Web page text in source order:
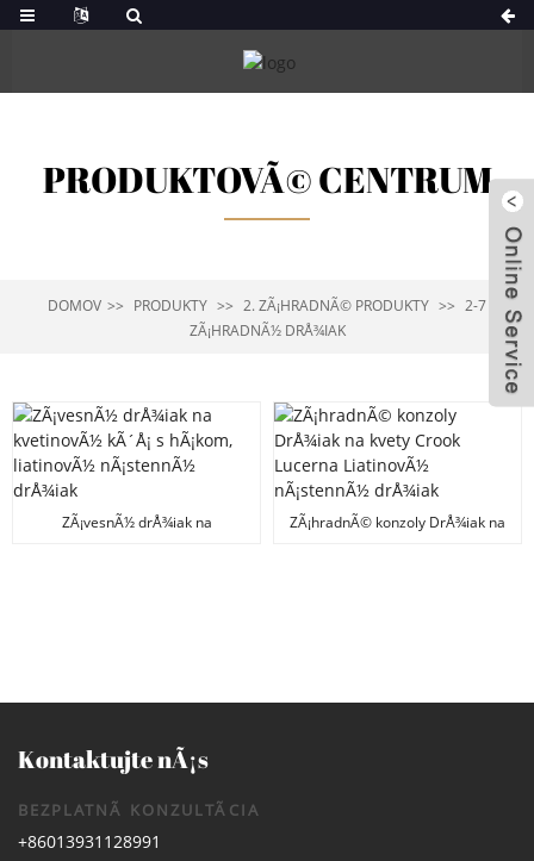
PRODUKTOVÃ© CENTRUM
DOMOV PRODUKTY 2. ZÃ¡HRADNÃ© PRODUKTY
2-7
ZÃ¡HRADNÃ½ DRÅ¾IAK
ZÃ¡vesnÃ½ drÅ¾iak na
ZÃ¡hradnÃ© konzoly DrÅ¾iak na
Kontaktujte nÃ¡s
BEZPLATNÃ KONZULTÃCIA
+86013931128991